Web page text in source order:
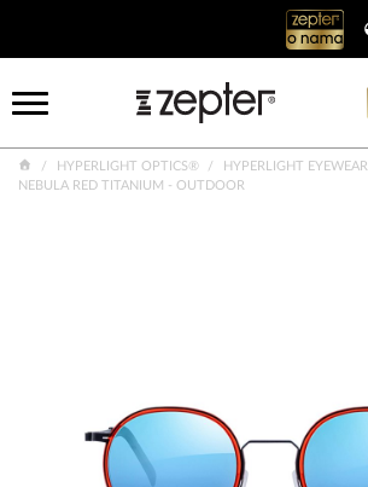
HYPERLIGHT OPTICS®
HYPERLIGHT EYEWEAR
NEBULA RED TITANIUM - OUTDOOR